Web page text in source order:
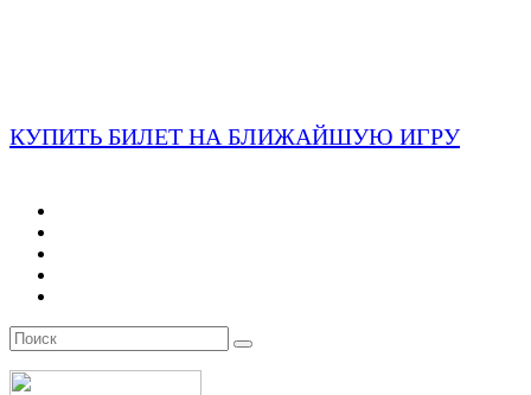
КУПИТЬ БИЛЕТ НА БЛИЖАЙШУЮ ИГРУ